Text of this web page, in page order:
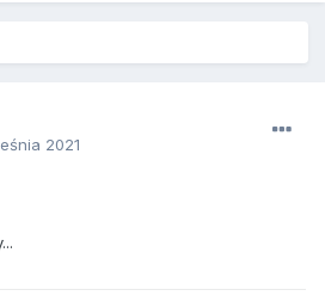
2021